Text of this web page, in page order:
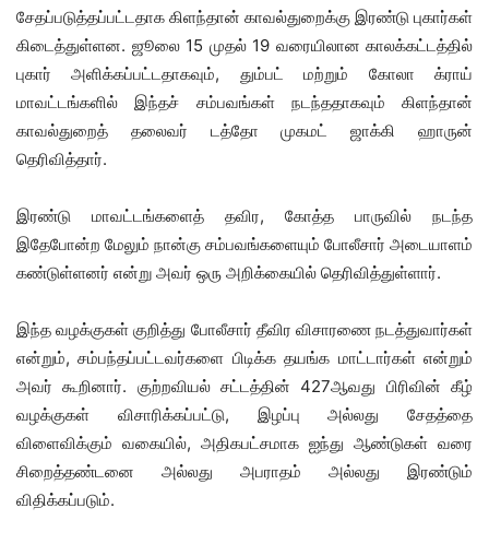
சேதப்படுத்தப்பட்டதாக கிளந்தான் காவல்துறைக்கு இரண்டு புகார்கள்
கிடைத்துள்ளன. ஜூலை 15 முதல் 19 வரையிலான காலக்கட்டத்தில்
புகார் அளிக்கப்பட்டதாகவும், தும்பட் மற்றும் கோலா க்ராய்
மாவட்டங்களில் இந்தச் சம்பவங்கள் நடந்ததாகவும் கிளந்தான்
காவல்துறைத் தலைவர் டத்தோ முகமட் ஜாக்கி ஹாருன்
தெரிவித்தார்.
இரண்டு மாவட்டங்களைத் தவிர, கோத்த பாருவில் நடந்த
இதேபோன்ற மேலும் நான்கு சம்பவங்களையும் போலீசார் அடையாளம்
கண்டுள்ளனர் என்று அவர் ஒரு அறிக்கையில் தெரிவித்துள்ளார்.
இந்த வழக்குகள் குறித்து போலீசார் தீவிர விசாரணை நடத்துவார்கள்
என்றும், சம்பந்தப்பட்டவர்களை பிடிக்க தயங்க மாட்டார்கள் என்றும்
அவர் கூறினார். குற்றவியல் சட்டத்தின் 427ஆவது பிரிவின் கீழ்
வழக்குகள் விசாரிக்கப்பட்டு, இழப்பு அல்லது சேதத்தை
விளைவிக்கும் வகையில், அதிகபட்சமாக ஐந்து ஆண்டுகள் வரை
சிறைத்தண்டனை அல்லது அபராதம் அல்லது இரண்டும்
விதிக்கப்படும்.